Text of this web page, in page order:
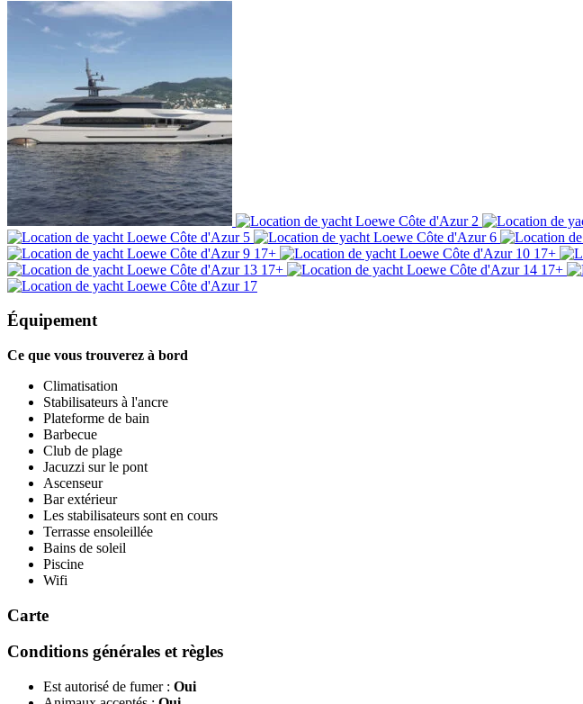
17+
17+
17+
17+
Équipement
Ce que vous trouverez à bord
Climatisation
Stabilisateurs à l'ancre
Plateforme de bain
Barbecue
Club de plage
Jacuzzi sur le pont
Ascenseur
Bar extérieur
Les stabilisateurs sont en cours
Terrasse ensoleillée
Bains de soleil
Piscine
Wifi
Carte
Conditions générales et règles
Est autorisé de fumer : Oui